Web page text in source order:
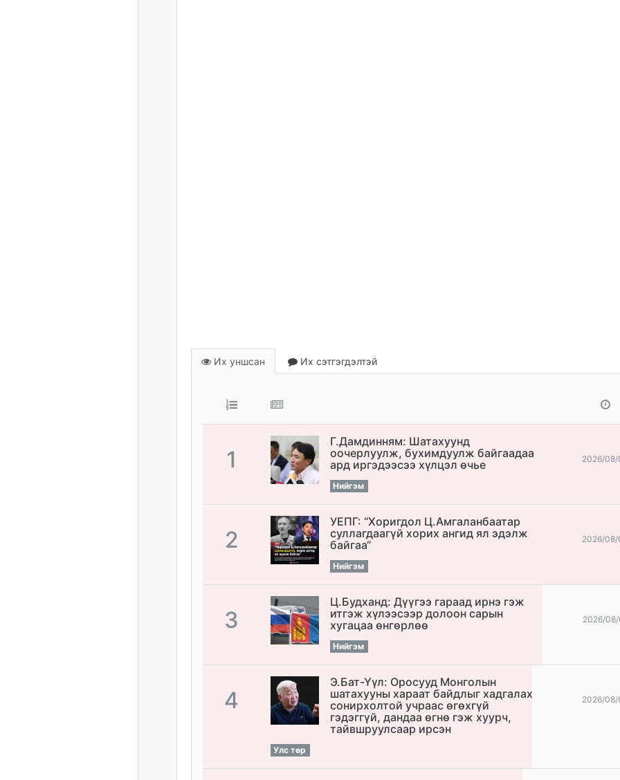
Их уншсан Их сэтгэгдэлтэй
1
Г.Дамдинням: Шатахуунд
оочерлуулж, бухимдуулж байгаадаа
ард иргэдээсээ хүлцэл өчье
Нийгэм
2026/08/
2
УЕПГ: “Хоригдол Ц.Амгаланбаатар
cуллагдаагүй хорих ангид ял эдэлж
байгаа“
Нийгэм
2026/08/
3
Ц.Будханд: Дүүгээ гараад ирнэ гэж
итгэж хүлээсээр долоон сарын
хугацаа өнгөрлөө
Нийгэм
2026/
4
Э.Бат-Үүл: Оросууд Монголын
шатахууны хараат байдлыг хадгалах
сонирхолтой учраас өгөхгүй
гэдэггүй, дандаа өгнө гэж хуурч,
тайвшруулсаар ирсэн
Улс төр
2026/08/